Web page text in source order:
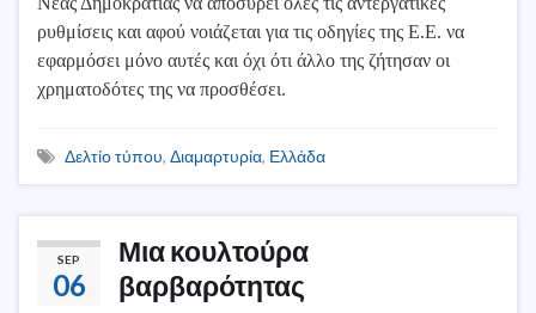
ρυθμίσεις και αφού νοιάζεται για τις οδηγίες της Ε.Ε. να
εφαρμόσει μόνο αυτές και όχι ότι άλλο της ζήτησαν οι
χρηματοδότες της να προσθέσει.
Δελτίο τύπου, Διαμαρτυρία, Ελλάδα
SEP
06
Μια κουλτούρα
βαρβαρότητας